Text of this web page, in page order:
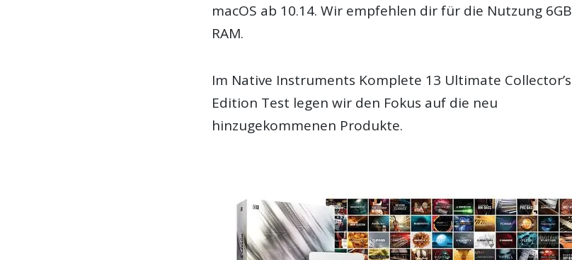
macOS ab 10.14. Wir empfehlen dir für die Nutzung 6GB
RAM.
Im Native Instruments Komplete 13 Ultimate Collector’s
Edition Test legen wir den Fokus auf die neu
hinzugekommenen Produkte.